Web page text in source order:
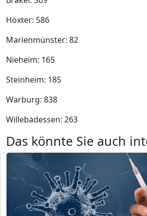
Höxter: 586
Marienmünster: 82
Nieheim: 165
Steinheim: 185
Warburg: 838
Willebadessen: 263
Das könnte Sie auch